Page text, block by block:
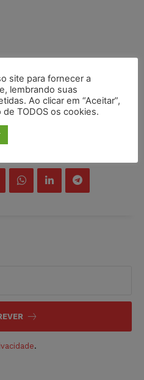
.
site para fornecer a
lembrando suas
Ao clicar em “Aceitar”,
TODOS os cookies.